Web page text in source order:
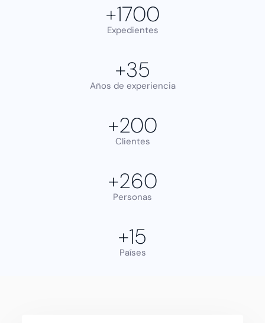
Expedientes
+1700
Años de experiencia
+35
Clientes
+200
Personas
+260
Países
+15